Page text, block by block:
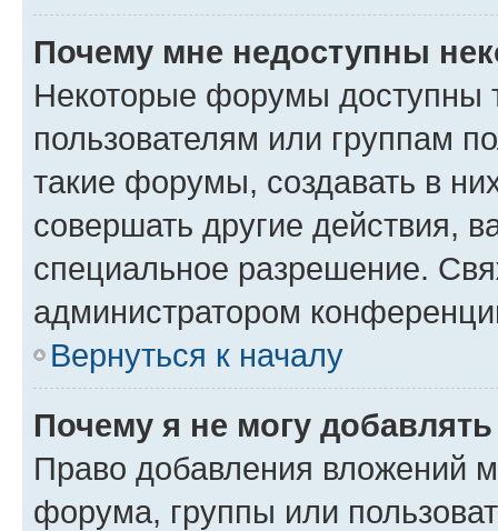
Почему мне недоступны
Некоторые форумы доступны
пользователям или группам
такие форумы, создавать в
совершать другие действия,
специальное разрешение.
администратором
Вернуться к началу
Почему я не могу
Право добавления вложений
форума, группы или